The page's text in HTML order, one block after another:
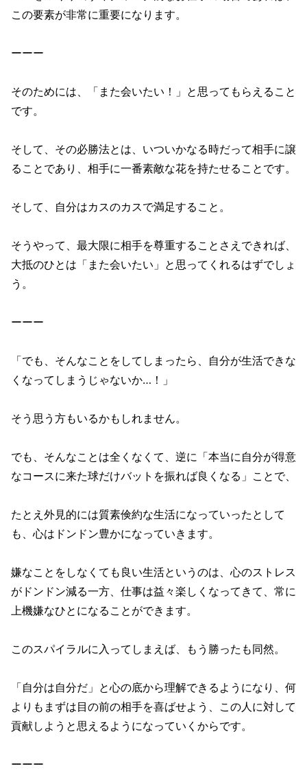
この要素が非常に重要になります。
ーーー
そのためには、「また会いたい！」と思ってもらえること
です。
そして、その必勝法とは、いついかなる時だって相手に譲
ることであり、相手に一番素敵な花を持たせることです。
そして、自分はカスのカスで満足すること。
そうやって、最大限に相手を尊重することさえできれば、
大抵のひとは「また会いたい」と思ってくれるはずでしょ
う。
ーーー
「でも、そんなことをしてしまったら、自分が生活できな
くなってしまうじゃないか…！」
そう思う方もいるかもしれません。
でも、そんなことは全くなくて、逆に「本当に自分が得意
なコースに来た球だけバットを振れば良くなる」ことで、
たとえ外見的には質素倹約な生活になっていったとして
も、心はドンドン豊かになっていきます。
嫌なことをしなくても良い生活というのは、心のストレス
がドンドン減る一方、仕事は益々楽しくなってきて、常に
上機嫌なひとになることができます。
このスパイラルに入ってしまえば、もう勝ったも同然。
「自分は自分だ」と心の底から理解できるようになり、何
よりもまずは目の前の相手を喜ばせよう、この人に対して
貢献しようと思えるようになっていくからです。
ーーー